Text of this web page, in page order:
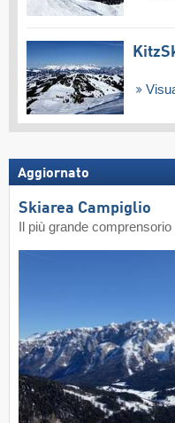
Aggiornato
Skiarea Campiglio
Il più grande